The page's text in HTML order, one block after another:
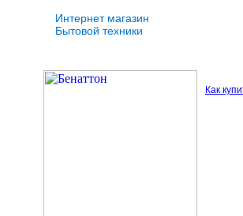
Интернет магазин
Бытовой техники
Как